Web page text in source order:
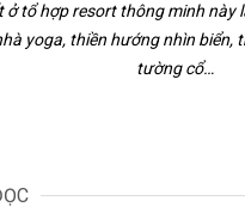
ở tổ hợp resort thông minh này
yoga, thiền hướng nhìn biển,
tường cổ…